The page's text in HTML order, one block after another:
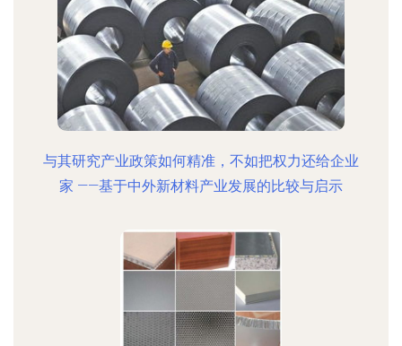
与其研究产业政策如何精准，不如把权力还给企业
家 ——基于中外新材料产业发展的比较与启示